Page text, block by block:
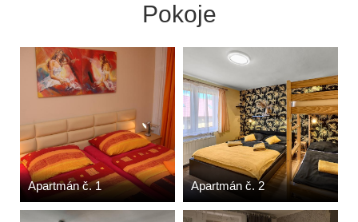
Pokoje
Apartmán č. 1 Apartmán č. 2